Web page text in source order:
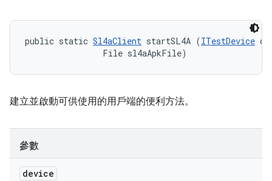
public static Sl4aClient startSL4A (ITestDevice
                File sl4aApkFile)
建立並啟動可供使用的用戶端的便利方法。
參數
device